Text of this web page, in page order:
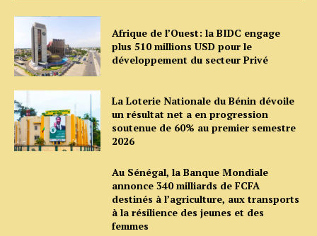
Afrique de l’Ouest: la BIDC engage
plus 510 millions USD pour le
développement du secteur Privé
La Loterie Nationale du Bénin dévoile
un résultat net a en progression
soutenue de 60% au premier semestre
2026
Au Sénégal, la Banque Mondiale
annonce 340 milliards de FCFA
destinés à l’agriculture, aux transports
à la résilience des jeunes et des
femmes